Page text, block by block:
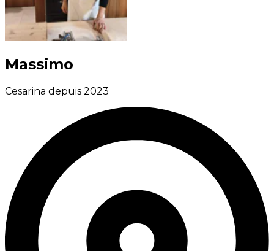
Massimo
Cesarina depuis 2023